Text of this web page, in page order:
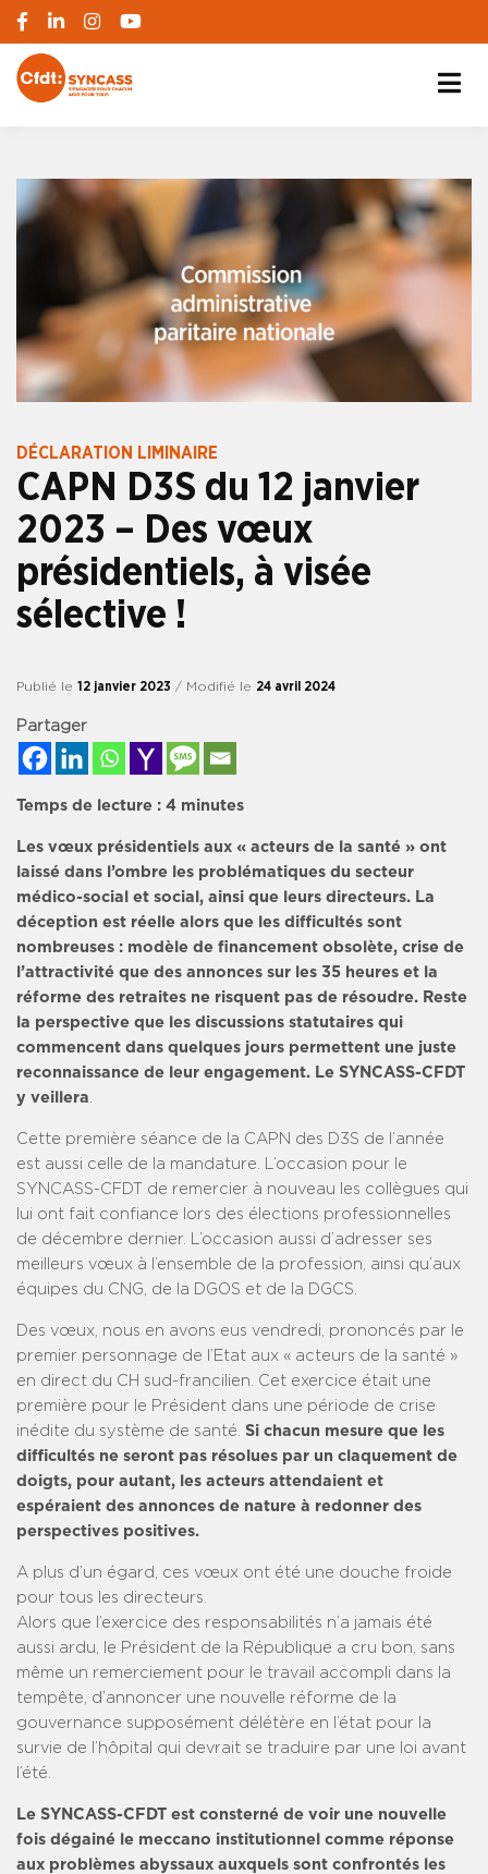
DÉCLARATION LIMINAIRE
CAPN D3S du 12 janvier
2023 – Des vœux
présidentiels, à visée
sélective !
Publié le 12 janvier 2023 / Modifié le 24 avril 2024
Partager
Temps de lecture : 4 minutes
Les vœux présidentiels aux « acteurs de la santé » ont
laissé dans l’ombre les problématiques du secteur
médico-social et social, ainsi que leurs directeurs. La
déception est réelle alors que les difficultés sont
nombreuses : modèle de financement obsolète, crise de
l’attractivité que des annonces sur les 35 heures et la
réforme des retraites ne risquent pas de résoudre. Reste
la perspective que les discussions statutaires qui
commencent dans quelques jours permettent une juste
reconnaissance de leur engagement. Le SYNCASS-CFDT
y veillera
Cette première séance de la CAPN des D3S de l’année
est aussi celle de la mandature. L’occasion pour le
SYNCASS-CFDT de remercier à nouveau les collègues qui
lui ont fait confiance lors des élections professionnelles
de décembre dernier. L’occasion aussi d’adresser ses
meilleurs vœux à l’ensemble de la profession, ainsi qu’aux
équipes du CNG, de la DGOS et de la DGCS.
Des vœux, nous en avons eus vendredi, prononcés par le
premier personnage de l’Etat aux « acteurs de la santé »
en direct du CH sud-francilien. Cet exercice était une
première pour le Président dans une période de crise
inédite du système de santé. Si chacun mesure que les
difficultés ne seront pas résolues par un claquement de
doigts, pour autant, les acteurs attendaient et
espéraient des annonces de nature à redonner des
perspectives positives.
A plus d’un égard, ces vœux ont été une douche froide
pour tous les directeurs.
Alors que l’exercice des responsabilités n’a jamais été
aussi ardu, le Président de la République a cru bon, sans
même un remerciement pour le travail accompli dans la
tempête, d’annoncer une nouvelle réforme de la
gouvernance supposément délétère en l’état pour la
survie de l’hôpital qui devrait se traduire par une loi avant
l’été.
Le SYNCASS-CFDT est consterné de voir une nouvelle
fois dégainé le meccano institutionnel comme réponse
aux problèmes abyssaux auxquels sont confrontés les